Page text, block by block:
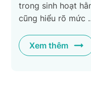
trong sinh hoạt
cũng hiểu rõ mức
Xem thêm